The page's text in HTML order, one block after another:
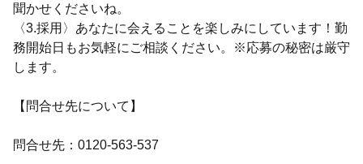
聞かせくださいね。
〈3.採用〉あなたに会えることを楽しみにしています！勤
務開始日もお気軽にご相談ください。※応募の秘密は厳守
します。
【問合せ先について】
問合せ先：0120-563-537